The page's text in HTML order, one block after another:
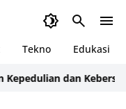
Tekno Edukasi
dan Kebersamaan